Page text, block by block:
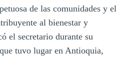
de las comunidades y el
al bienestar y
el secretario durante su
tuvo lugar en Antioquia,